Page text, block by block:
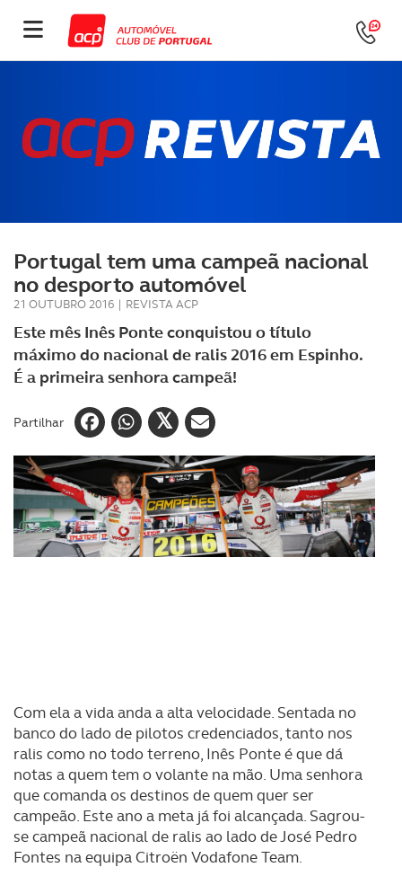
Portugal tem uma campeã nacional
no desporto automóvel
21 OUTUBRO 2016 | REVISTA ACP
Este mês Inês Ponte conquistou o título
máximo do nacional de ralis 2016 em Espinho.
É a primeira senhora campeã!
Partilhar
Com ela a vida anda a alta velocidade. Sentada no
banco do lado de pilotos credenciados, tanto nos
ralis como no todo terreno, Inês Ponte é que dá
notas a quem tem o volante na mão. Uma senhora
que comanda os destinos de quem quer ser
campeão. Este ano a meta já foi alcançada. Sagrou-
se campeã nacional de ralis ao lado de José Pedro
Fontes na equipa Citroën Vodafone Team.